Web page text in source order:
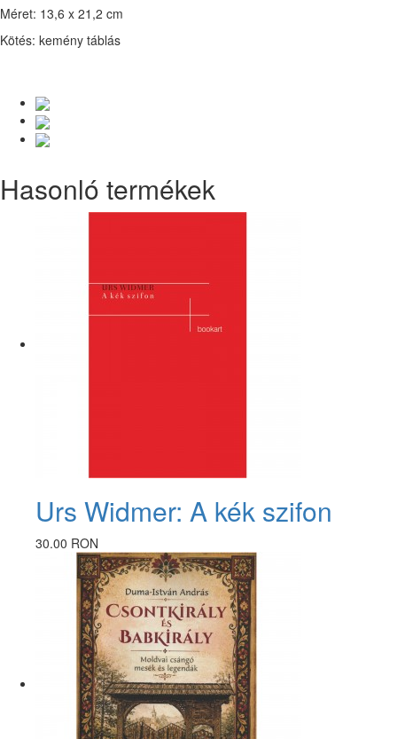
Méret: 13,6 x 21,2 cm
Kötés: kemény táblás
Hasonló termékek
Urs Widmer: A kék szifon
30.00 RON